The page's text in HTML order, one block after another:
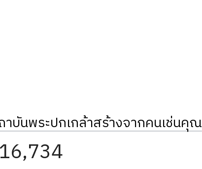
บันพระปกเกล้าสร้างจากคนเช่นคุณ
16,734